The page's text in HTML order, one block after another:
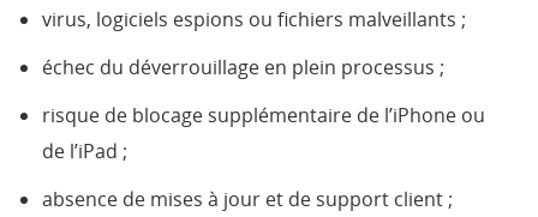
virus, logiciels espions ou fichiers malveillants ;
échec du déverrouillage en plein processus ;
risque de blocage supplémentaire de l’iPhone ou
de l’iPad ;
absence de mises à jour et de support client ;